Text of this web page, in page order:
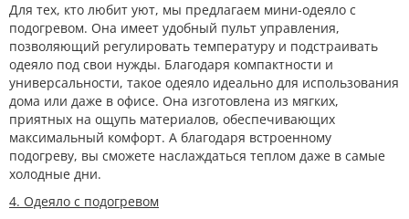
Для тех, кто любит уют, мы предлагаем мини-одеяло с
подогревом. Она имеет удобный пульт управления,
позволяющий регулировать температуру и подстраивать
одеяло под свои нужды. Благодаря компактности и
универсальности, такое одеяло идеально для использования
дома или даже в офисе. Она изготовлена ​​из мягких,
приятных на ощупь материалов, обеспечивающих
максимальный комфорт. А благодаря встроенному
подогреву, вы сможете наслаждаться теплом даже в самые
холодные дни.
4. Одеяло с подогревом